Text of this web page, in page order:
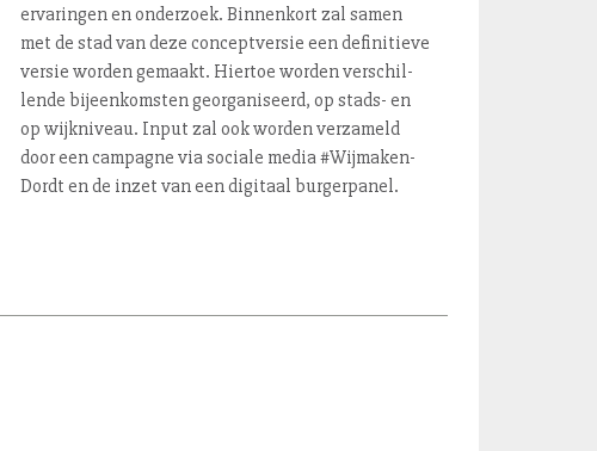
ervaringen en onderzoek. Binnenkort zal samen
met de stad van deze con­cept­ver­sie een definitieve
versie worden gemaakt. Hiertoe worden ver­schil­
len­de bij­een­kom­sten ge­or­ga­ni­seerd, op stads- en
op wijkniveau. Input zal ook worden verzameld
door een campagne via sociale media #Wij­ma­ken­
Dordt en de inzet van een digitaal burgerpanel.